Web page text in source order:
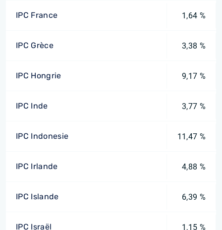
IPC France 1,64 %
IPC Grèce 3,38 %
IPC Hongrie 9,17 %
IPC Inde 3,77 %
IPC Indonesie 11,47 %
IPC Irlande 4,88 %
IPC Islande 6,39 %
IPC Israël 1,15 %